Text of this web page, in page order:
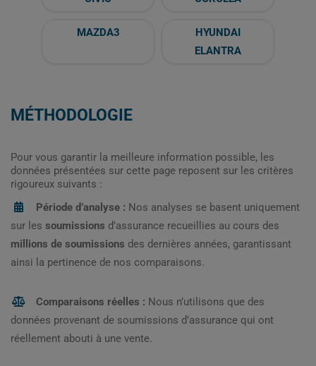
MAZDA3
HYUNDAI
ELANTRA
MÉTHODOLOGIE
Pour vous garantir la meilleure information possible, les
données présentées sur cette page reposent sur les critères
rigoureux suivants :
Période d’analyse : Nos analyses se basent uniquement
sur les soumissions d’assurance recueillies au cours des
millions de soumissions des dernières années, garantissant
ainsi la pertinence de nos comparaisons.
Comparaisons réelles : Nous n’utilisons que des
données provenant de soumissions d’assurance qui ont
réellement abouti à une vente.